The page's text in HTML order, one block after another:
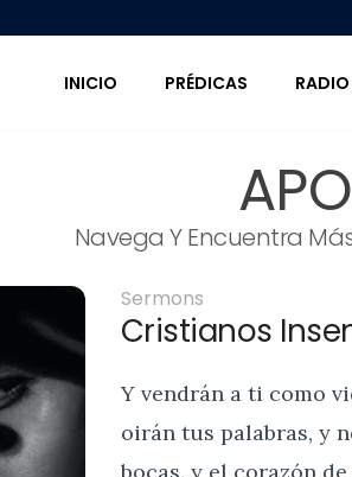
INICIO PRÉDICAS
Navega Y Encuentra
Sermons
Cristianos
Y vendrán a ti como
oirán tus palabras, y